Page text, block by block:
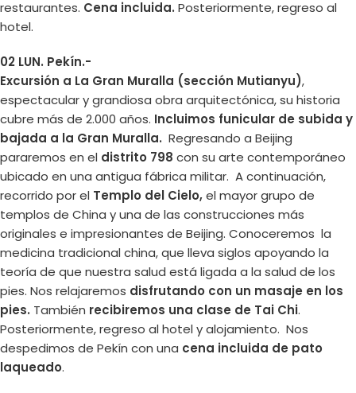
restaurantes. Cena incluida. Posteriormente, regreso al
hotel.
02 LUN. Pekín.-
Excursión a La Gran Muralla (sección Mutianyu),
espectacular y grandiosa obra arquitectónica, su historia
cubre más de 2.000 años. Incluimos funicular de subida y
bajada a la Gran Muralla. Regresando a Beijing
pararemos en el distrito 798 con su arte contemporáneo
ubicado en una antigua fábrica militar. A continuación,
recorrido por el Templo del Cielo,el mayor grupo de
templos de China y una de las construcciones más
originales e impresionantes de Beijing. Conoceremos la
medicina tradicional china, que lleva siglos apoyando la
teoría de que nuestra salud está ligada a la salud de los
pies. Nos relajaremos disfrutando con un masaje en los
pies. También recibiremos una clase de Tai Chi.
Posteriormente, regreso al hotel y alojamiento. Nos
despedimos de Pekín con una cena incluida de pato
laqueado.